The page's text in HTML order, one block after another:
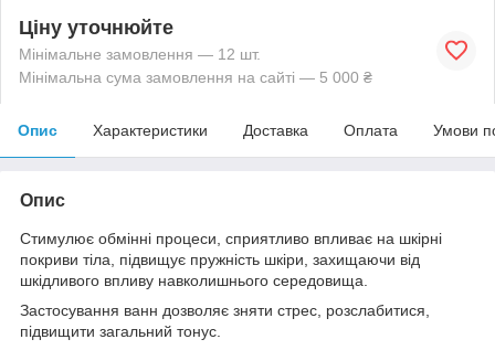
Ціну уточнюйте
Мінімальне замовлення — 12 шт.
Мінімальна сума замовлення на сайті — 5 000 ₴
Опис Характеристики Доставка Оплата Умови
Опис
Стимулює обмінні процеси, сприятливо впливає на шкірні
покриви тіла, підвищує пружність шкіри, захищаючи від
шкідливого впливу навколишнього середовища.
Застосування ванн дозволяє зняти стрес, розслабитися,
підвищити загальний тонус.